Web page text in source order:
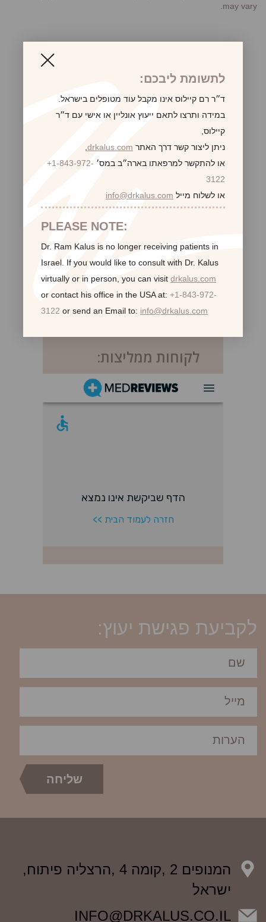
may vary.
לקביעת פגישת ייעוץ
לקוחות ממליצות:
לקביעת פגישת יעוץ:
המנופים 2 ,קומה 4 ,הרצליה פיתוח,
ישראל
INFO@DRKALUS.CO.IL
לתשומת ליבכם:
ד״ר רם קיילוס אינו מקבל עוד מטופלים בישראל.
במידה ותרצו לתאם ייעוץ אונליין או אישי עם ד״ר
קיילוס,
ניתן ליצור קשר דרך האתר drkalus.com
או להתקשר למרפאתו בארה״ב במס׳ +1-843-972-
3122
או לשלוח מייל info@drkalus.com
PLEASE NOTE:
Dr. Ram Kalus is no longer receiving patients in
Israel. If you would like to consult with Dr. Kalus
virtually or in person, you can visit drkalus.com
or contact his office in the USA at: +1-843-972-
3122 or send an Email to: info@drkalus.com